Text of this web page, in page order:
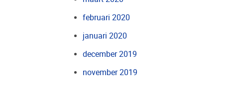
februari 2020
januari 2020
december 2019
november 2019